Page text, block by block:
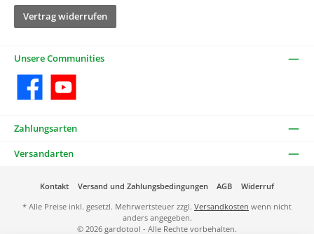
Vertrag widerrufen
Unsere Communities
Facebook YouTube
Zahlungsarten
Versandarten
Kontakt Versand und Zahlungsbedingungen AGB
Widerruf
* Alle Preise inkl. gesetzl. Mehrwertsteuer zzgl. Versandkosten wenn nicht
anders angegeben.
© 2026 gardotool - Alle Rechte vorbehalten.